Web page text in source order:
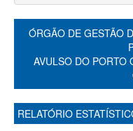
ÓRGÃO DE GESTÃO
AVULSO DO PORTO
RELATÓRIO